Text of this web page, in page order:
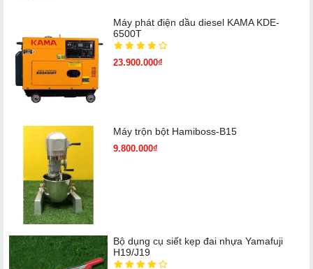
Máy phát điện dầu diesel KAMA KDE-
6500T
23.900.000₫
Máy trộn bột Hamiboss-B15
9.800.000₫
Bộ dụng cụ siết kẹp đai nhựa Yamafuji
H19/J19